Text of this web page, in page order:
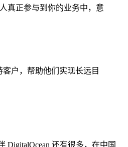
真正参与到你的业务中，意
户，帮助他们实现长远目
DigitalOcean 还有很多，在中国